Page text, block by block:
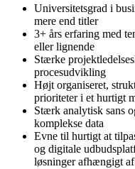
Universitetsgrad i
mere end titler
3+ års erfaring med
eller lignende
Stærke
procesudvikling
Højt organiseret,
prioriteter i et hurtigt
Stærk analytisk sans
komplekse data
Evne til hurtigt at
og digitale
løsninger afhængigt